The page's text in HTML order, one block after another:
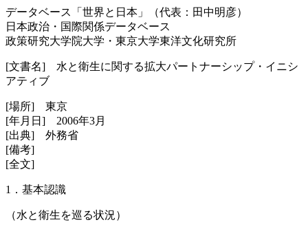
データベース「世界と日本」（代表：田中明彦）
日本政治・国際関係データベース
政策研究大学院大学・東京大学東洋文化研究所
[文書名] 水と衛生に関する拡大パートナーシップ・イニシ
アティブ
[場所] 東京
[年月日] 2006年3月
[出典] 外務省
[備考]
[全文]
1．基本認識
（水と衛生を巡る状況）